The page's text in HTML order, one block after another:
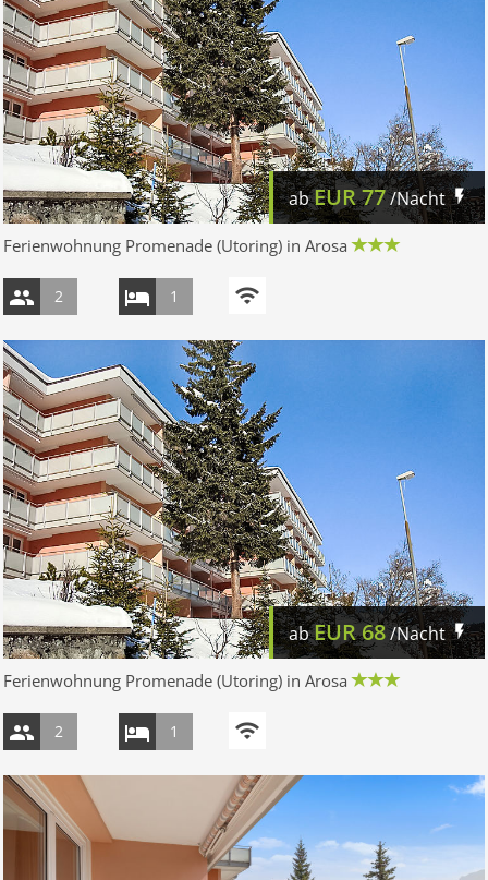
abEUR77/Nacht
Ferienwohnung Promenade (Utoring) in Arosa
2 1
abEUR68/Nacht
Ferienwohnung Promenade (Utoring) in Arosa
2 1